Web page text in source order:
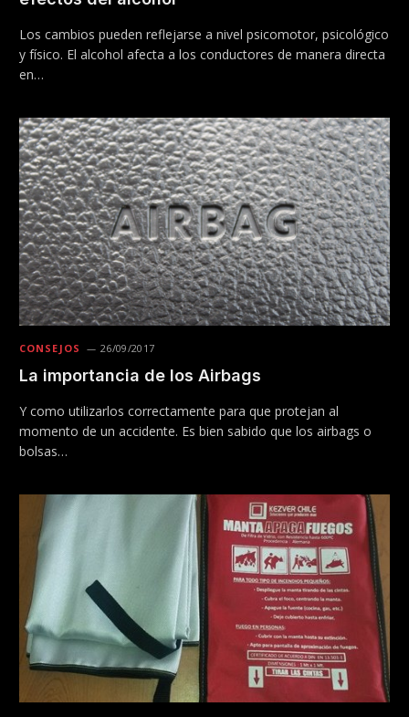
Los cambios pueden reflejarse a nivel psicomotor, psicológico
y físico. El alcohol afecta a los conductores de manera directa
en…
CONSEJOS 26/09/2017
La importancia de los Airbags
Y como utilizarlos correctamente para que protejan al
momento de un accidente. Es bien sabido que los airbags o
bolsas…